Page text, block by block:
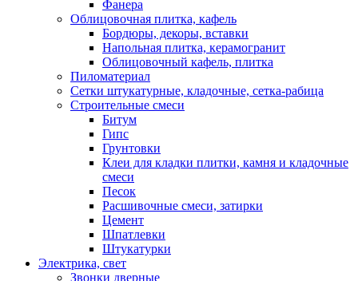
Фанера
Облицовочная плитка, кафель
Бордюры, декоры, вставки
Напольная плитка, керамогранит
Облицовочный кафель, плитка
Пиломатериал
Сетки штукатурные, кладочные, сетка-рабица
Строительные смеси
Битум
Гипс
Грунтовки
Клеи для кладки плитки, камня и кладочные
смеси
Песок
Расшивочные смеси, затирки
Цемент
Шпатлевки
Штукатурки
Электрика, свет
Звонки дверные